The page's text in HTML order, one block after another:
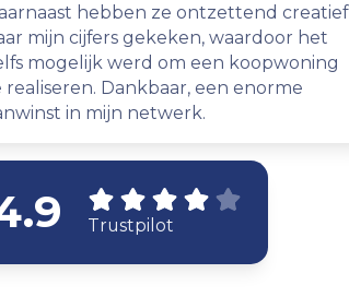
hebben ze ontzettend creatief
mijn cijfers gekeken, waardoor het
mogelijk werd om een koopwoning
realiseren. Dankbaar, een enorme
in mijn netwerk.
Trustpilot